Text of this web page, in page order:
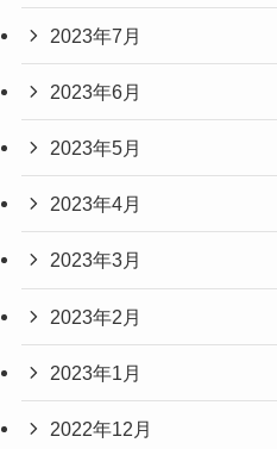
2023年7月
2023年6月
2023年5月
2023年4月
2023年3月
2023年2月
2023年1月
2022年12月